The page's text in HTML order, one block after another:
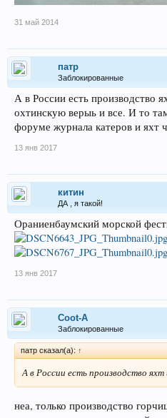
31 май 2014
патр
Заблокированные
А в России есть производство
охтинскую верыь и все. И то
форуме журнала катеров и яхт
13 янв 2017
китин
ДА , я такой!
Ораниенбаумский морской
13 янв 2017
Coot-A
Заблокированные
патр сказал(а): ↑
А в России есть производство
неа, только производство